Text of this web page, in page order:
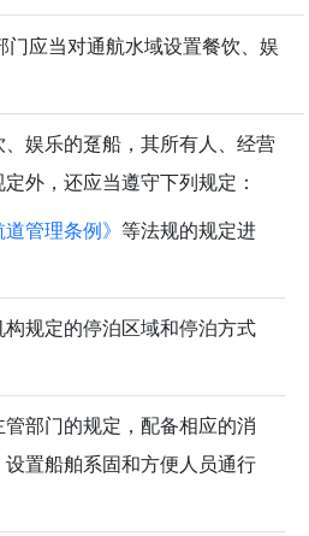
应当对通航水域设置餐饮、娱
娱乐的趸船，其所有人、经营
外，还应当遵守下列规定：
道管理条例》 等法规的规定进
构规定的停泊区域和停泊方式
管部门的规定，配备相应的消
置船舶系固和方便人员通行